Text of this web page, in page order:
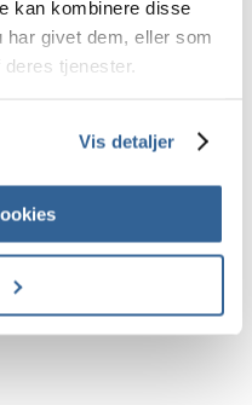
kan kombinere disse
har givet dem, eller som
tjenester.
Vis detaljer